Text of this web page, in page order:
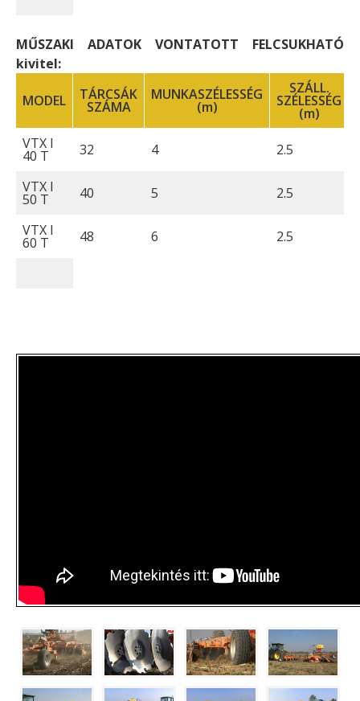
MŰSZAKI ADATOK VONTATOTT FELCSUKHATÓ
kivitel:
MODEL TÁRCSÁK
SZÁMA
MUNKASZÉLESSÉG
(m)
SZÁLL.
SZÉLESSÉG
(m)
VTX I
40 T 32 4 2.5
VTX I
50 T 40 5 2.5
VTX I
60 T 48 6 2.5